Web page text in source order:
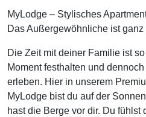
MyLodge – Stylisches
Das Außergewöhnliche ist ganz
Die Zeit mit deiner Familie ist
Moment festhalten und
erleben. Hier in unserem
MyLodge bist du auf der
hast die Berge vor dir. Du fühlst